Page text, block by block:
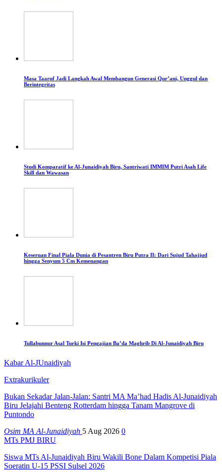
Masa Taaruf Jadi Langkah Awal Membangun Generasi Qur’ani, Unggul dan
Berintegritas
Studi Komparatif ke Al-Junaidiyah Biru, Santriwati IMMIM Putri Asah Life
Skill dan Wawasan
Keseruan Final Piala Dunia di Pesantren Biru Putra II: Dari Sujud Tahajjud
hingga Senyum 5 Cm Kemenangan
Tullabunnur Asal Turki Isi Pengajian Ba’da Maghrib Di Al-Junaidiyah Biru
Kabar Al-JUnaidiyah
Extrakurikuler
Bukan Sekadar Jalan-Jalan: Santri MA Ma’had Hadis Al-Junaidiyah
Biru Jelajahi Benteng Rotterdam hingga Tanam Mangrove di
Puntondo
Osim MA Al-Junaidiyah 5 Aug 2026 0
MTs PMJ BIRU
Siswa MTs Al-Junaidiyah Biru Wakili Bone Dalam Kompetisi Piala
Soeratin U-15 PSSI Sulsel 2026